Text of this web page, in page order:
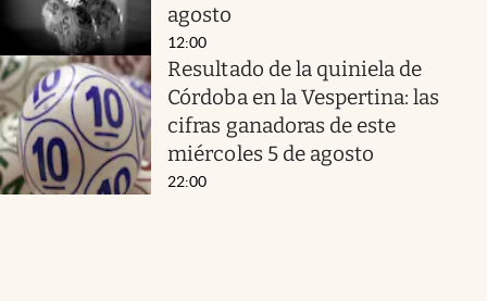
agosto
12:00
Resultado de la quiniela de
Córdoba en la Vespertina: las
cifras ganadoras de este
miércoles 5 de agosto
22:00